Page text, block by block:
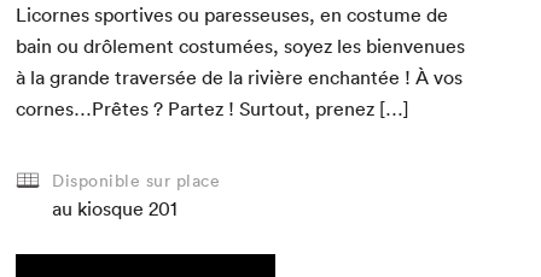
Licornes sportives ou paresseuses, en cos­tume de
bain ou drôle­ment cos­tumées, soyez les bien­v­enues
à la grande tra­ver­sée de la riv­ière enchan­tée ! À vos
cornes…Prêtes ? Partez ! Surtout, prenez […]
Disponible sur place
au kiosque 201